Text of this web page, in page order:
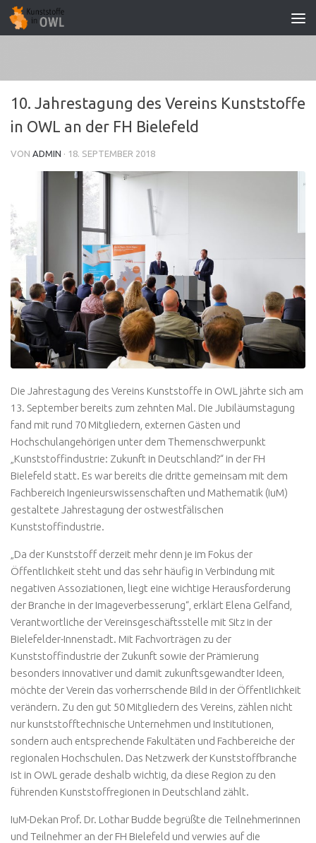
Zum Inhalt springen
10. Jahrestagung des Vereins Kunststoffe
in OWL an der FH Bielefeld
VON ADMIN · 18. SEPTEMBER 2018
Die Jahrestagung des Vereins Kunststoffe in OWL jährte sich am
13. September bereits zum zehnten Mal. Die Jubiläumstagung
fand mit rund 70 Mitgliedern, externen Gästen und
Hochschulangehörigen unter dem Themenschwerpunkt
„Kunststoffindustrie: Zukunft in Deutschland?“ in der FH
Bielefeld statt. Es war bereits die dritte gemeinsam mit dem
Fachbereich Ingenieurswissenschaften und Mathematik (IuM)
gestaltete Jahrestagung der ostwestfälischen
Kunststoffindustrie.
„Da der Kunststoff derzeit mehr denn je im Fokus der
Öffentlichkeit steht und das sehr häufig in Verbindung mit
negativen Assoziationen, liegt eine wichtige Herausforderung
der Branche in der Imageverbesserung“, erklärt Elena Gelfand,
Verantwortliche der Vereinsgeschäftsstelle mit Sitz in der
Bielefelder-Innenstadt. Mit Fachvorträgen zu der
Kunststoffindustrie der Zukunft sowie der Prämierung
besonders innovativer und damit zukunftsgewandter Ideen,
möchte der Verein das vorherrschende Bild in der Öffentlichkeit
verändern. Zu den gut 50 Mitgliedern des Vereins, zählen nicht
nur kunststofftechnische Unternehmen und Institutionen,
sondern auch entsprechende Fakultäten und Fachbereiche der
regionalen Hochschulen. Das Netzwerk der Kunststoffbranche
ist in OWL gerade deshalb wichtig, da diese Region zu den
führenden Kunststoffregionen in Deutschland zählt.
IuM-Dekan Prof. Dr. Lothar Budde begrüßte die Teilnehmerinnen
und Teilnehmer an der FH Bielefeld und verwies auf die